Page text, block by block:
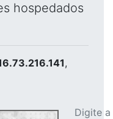
hospedados
,
Digite